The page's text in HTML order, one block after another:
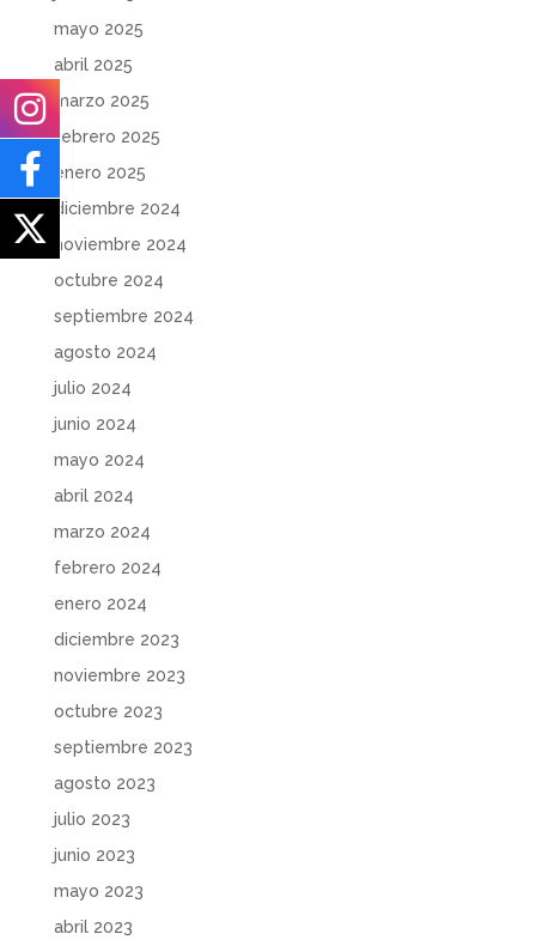
mayo 2025
abril 2025
marzo 2025
febrero 2025
enero 2025
diciembre 2024
noviembre 2024
octubre 2024
septiembre 2024
agosto 2024
julio 2024
junio 2024
mayo 2024
abril 2024
marzo 2024
febrero 2024
enero 2024
diciembre 2023
noviembre 2023
octubre 2023
septiembre 2023
agosto 2023
julio 2023
junio 2023
mayo 2023
abril 2023